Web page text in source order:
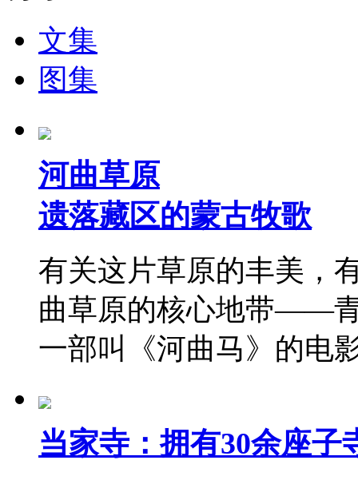
文集
图集
河曲草原
遗落藏区的蒙古牧歌
有关这片草原的丰美，
曲草原的核心地带——
一部叫《河曲马》的
当家寺：拥有30余座子